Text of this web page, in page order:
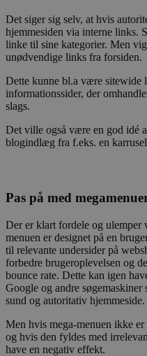
Det siger sig selv, at hvis
hjemmesiden via interne links.
linke til sine kategorier. Men
unødvendige links fra forsiden.
Dette kunne bl.a være sitewide
informationssider, der
slags.
Det ville også være en god idé
blogindlæg fra f.eks. en
Pas på med
Der er klart fordele og ulemper
menuen er designet på en
til relevante undersider på
forbedre brugeroplevelsen og
bounce rate. Dette kan igen
Google og andre søgemaskiner
sund og autoritativ hjemmeside.
Men hvis mega-menuen ikke
og hvis den fyldes med
have en negativ effekt.